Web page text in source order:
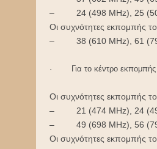
– 24 (498 MHz), 25 (506
Οι συχνότητες εκπομπής
– 38 (610 MHz), 61
· Για το κέντρο
Οι συχνότητες εκπομπής
– 21 (474 MHz), 24 (498
– 49 (698 MHz), 56 (794
Οι συχνότητες εκπομπής